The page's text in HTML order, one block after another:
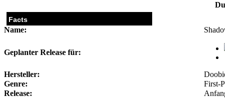
Facts
Name:
Geplanter Release für:
Hersteller:
Genre:
First-
Release: